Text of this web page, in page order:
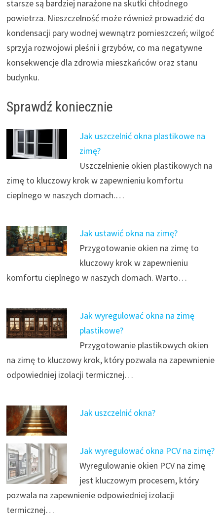
starsze są bardziej narażone na skutki chłodnego
powietrza. Nieszczelność może również prowadzić do
kondensacji pary wodnej wewnątrz pomieszczeń; wilgoć
sprzyja rozwojowi pleśni i grzybów, co ma negatywne
konsekwencje dla zdrowia mieszkańców oraz stanu
budynku.
Sprawdź koniecznie
Jak uszczelnić okna plastikowe na
zimę?
Uszczelnienie okien plastikowych na
zimę to kluczowy krok w zapewnieniu komfortu
cieplnego w naszych domach.…
Jak ustawić okna na zimę?
Przygotowanie okien na zimę to
kluczowy krok w zapewnieniu
komfortu cieplnego w naszych domach. Warto…
Jak wyregulować okna na zimę
plastikowe?
Przygotowanie plastikowych okien
na zimę to kluczowy krok, który pozwala na zapewnienie
odpowiedniej izolacji termicznej…
Jak uszczelnić okna?
Jak wyregulować okna PCV na zimę?
Wyregulowanie okien PCV na zimę
jest kluczowym procesem, który
pozwala na zapewnienie odpowiedniej izolacji
termicznej…